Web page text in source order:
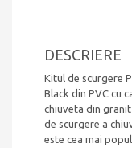
negru
pentru
chiuvete
doua
DESCRIERE
Kitul de scurgere
Black din PVC cu
chiuveta din
de scurgere a
este cea mai